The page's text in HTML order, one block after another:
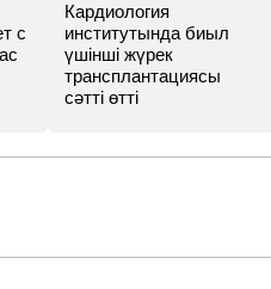
с
Кардиология
институтында биыл
үшінші жүрек
трансплантациясы
сәтті өтті